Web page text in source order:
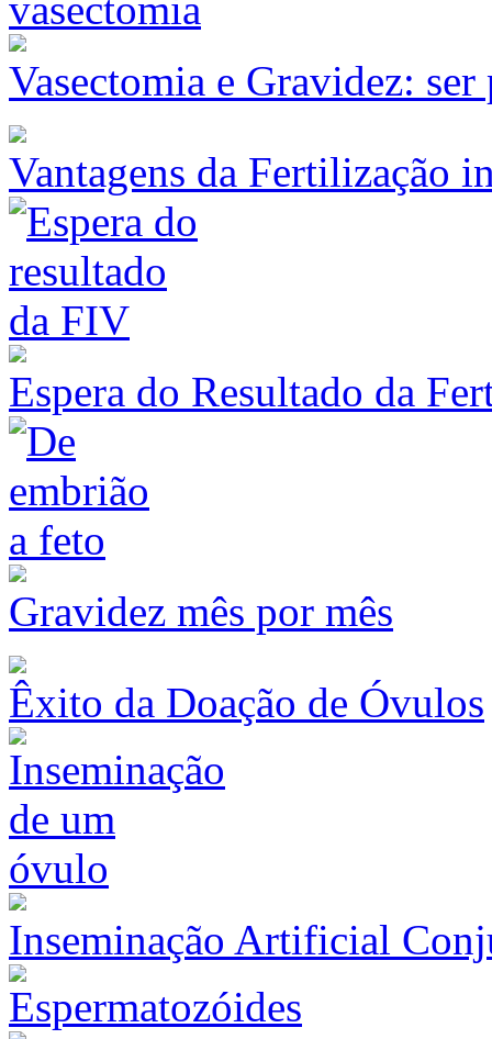
Vasectomia e Gravidez:
Vantagens da Fertilização
Espera do Resultado da
Gravidez mês por mês
Êxito da Doação de Óvulos
Inseminação Artificial